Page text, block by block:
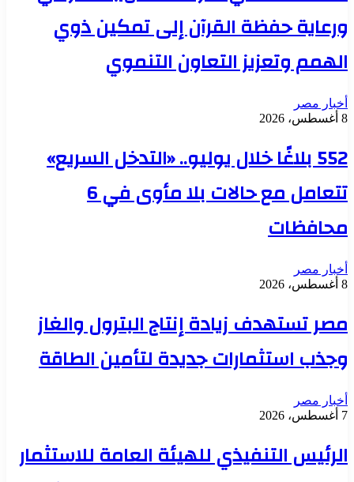
ورعاية حفظة القرآن إلى تمكين ذوي
الهمم وتعزيز التعاون التنموي
أخبار مصر
8 أغسطس، 2026
552 بلاغًا خلال يوليو.. «التدخل السريع»
تتعامل مع حالات بلا مأوى في 6
محافظات
أخبار مصر
8 أغسطس، 2026
مصر تستهدف زيادة إنتاج البترول والغاز
وجذب استثمارات جديدة لتأمين الطاقة
أخبار مصر
7 أغسطس، 2026
الرئيس التنفيذي للهيئة العامة للاستثمار